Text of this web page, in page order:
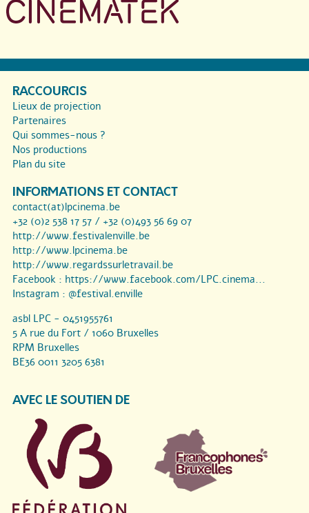
RACCOURCIS
Lieux de projection
Partenaires
Qui sommes-nous ?
Nos productions
Plan du site
INFORMATIONS ET CONTACT
contact(at)lpcinema.be
+32 (0)2 538 17 57 / +32 (0)493 56 69 07
http://www.festivalenville.be
http://www.lpcinema.be
http://www.regardssurletravail.be
Facebook : https://www.facebook.com/LPC.cinema...
Instagram : @festival.enville
asbl LPC - 0451955761
5 A rue du Fort / 1060 Bruxelles
RPM Bruxelles
BE36 0011 3205 6381
AVEC LE SOUTIEN DE